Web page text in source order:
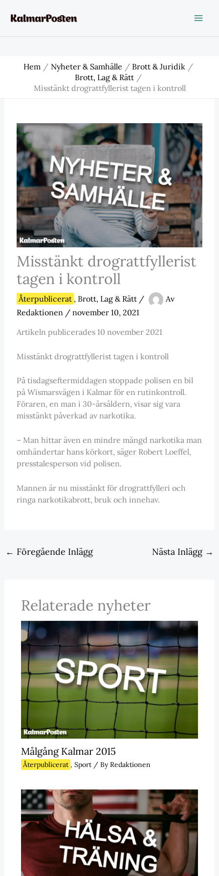
Hem Nyheter & Samhälle
Brott & Juridik
Brott, Lag & Rätt
Misstänkt drograttfyllerist tagen i kontroll
Misstänkt drograttfyllerist
tagen i kontroll
Återpublicerat , Brott, Lag & Rätt/
Av
Redaktionen / november 10, 2021
Artikeln publicerades 10 november 2021
Misstänkt drograttfyllerist tagen i kontroll
På tisdagseftermiddagen stoppade polisen en bil
på Wismarsvägen i Kalmar för en rutinkontroll.
Föraren, en man i 30-årsåldern, visar sig vara
misstänkt påverkad av narkotika.
– Man hittar även en mindre mängd narkotika man
omhändertar hans körkort, säger Robert Loeffel,
presstalesperson vid polisen.
Mannen är nu misstänkt för drograttfylleri och
ringa narkotikabrott, bruk och innehav.
← Föregående Inlägg Nästa Inlägg →
Relaterade nyheter
Målgång Kalmar 2015
Återpublicerat , Sport/ ByRedaktionen